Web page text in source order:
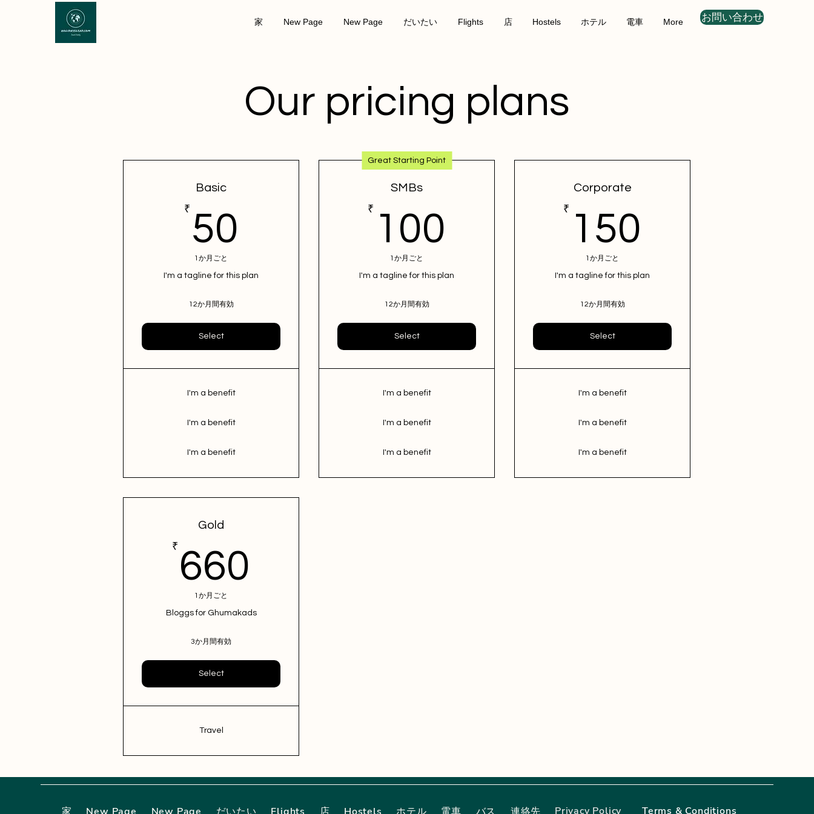
家 New Page New Page だいたい Flights 店 Hostels ホテル 電車 More お問い合わせ
Our pricing plans
Basic
₹ 50
1か月ごと
I'm a tagline for this plan
12か月間有効
Select
I'm a benefit
I'm a benefit
I'm a benefit
Great Starting Point
SMBs
₹ 100
1か月ごと
I'm a tagline for this plan
12か月間有効
Select
I'm a benefit
I'm a benefit
I'm a benefit
Corporate
₹ 150
1か月ごと
I'm a tagline for this plan
12か月間有効
Select
I'm a benefit
I'm a benefit
I'm a benefit
Gold
₹ 660
1か月ごと
Bloggs for Ghumakads
3か月間有効
Select
Travel
Privacy Policy Terms & Conditions